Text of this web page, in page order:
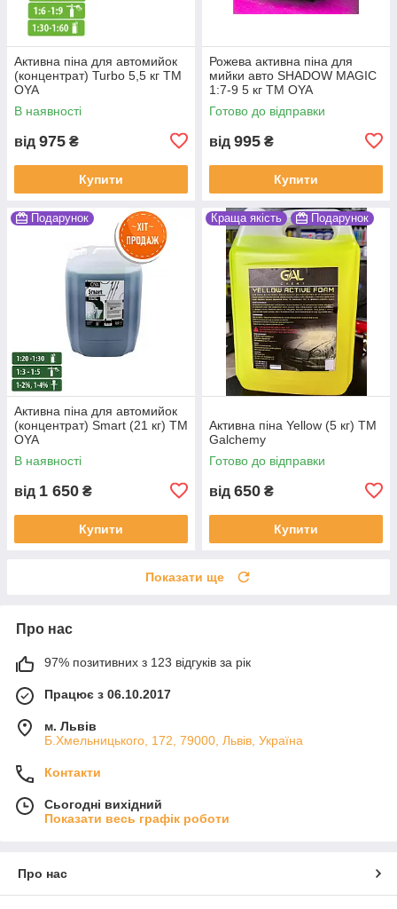
Активна піна для автомийок
(концентрат) Turbo 5,5 кг ТМ
OYA
В наявності
від 975 ₴
Купити
Рожева активна піна для
мийки авто SHADOW MAGIC
1:7-9 5 кг ТМ OYA
Готово до відправки
від 995 ₴
Купити
Подарунок
Активна піна для автомийок
(концентрат) Smart (21 кг) ТМ
OYA
В наявності
від 1 650 ₴
Купити
Краща якість Подарунок
Активна піна Yellow (5 кг) ТМ
Galchemy
Готово до відправки
від 650 ₴
Купити
Показати ще
Про нас
97% позитивних з 123 відгуків за рік
Працює з 06.10.2017
м. Львів
Б.Хмельницького, 172, 79000, Львів, Україна
Контакти
Сьогодні вихідний
Показати весь графік роботи
Про нас